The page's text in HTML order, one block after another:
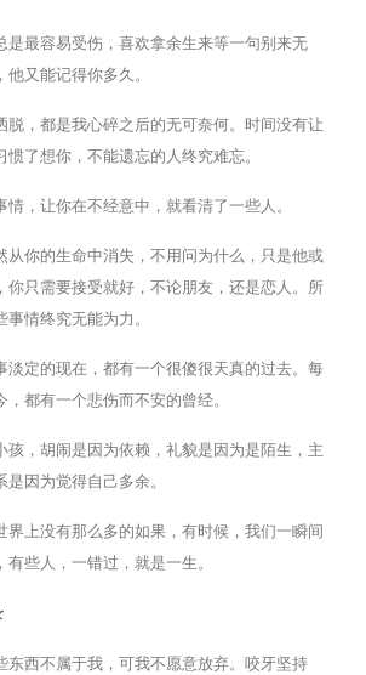
是最容易受伤，喜欢拿余生来等一句别来无
又能记得你多久。
脱，都是我心碎之后的无可奈何。时间没有让
了想你，不能遗忘的人终究难忘。
情，让你在不经意中，就看清了一些人。
从你的生命中消失，不用问为什么，只是他或
你只需要接受就好，不论朋友，还是恋人。所
情终究无能为力。
淡定的现在，都有一个很傻很天真的过去。每
都有一个悲伤而不安的曾经。
孩，胡闹是因为依赖，礼貌是因为是陌生，主
因为觉得自己多余。
界上没有那么多的如果，有时候，我们一瞬间
些人，一错过，就是一生。
东西不属于我，可我不愿意放弃。咬牙坚持